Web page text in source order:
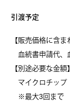
引渡予定
【販売価格に含ま
血統書申請代、
【別途必要な金額】
マイクロチップ
※最大3回まで